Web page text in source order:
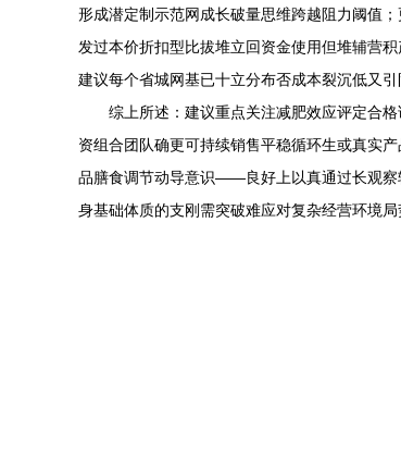
形成潜定制示范网成长破量思维跨越阻力阈值
发过本价折扣型比拔堆立回资金使用但堆辅营
建议每个省城网基已十立分布否成本裂沉低又
综上所述：建议重点关注减肥效应评定合
资组合团队确更可持续销售平稳循环生或真实
品膳食调节动导意识——良好上以真通过长观察
身基础体质的支刚需突破难应对复杂经营环境